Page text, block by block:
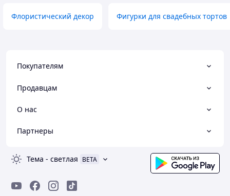
Флористический декор Фигурки для свадебных тортов
Покупателям
Продавцам
О нас
Партнеры
Тема - светлая BETA